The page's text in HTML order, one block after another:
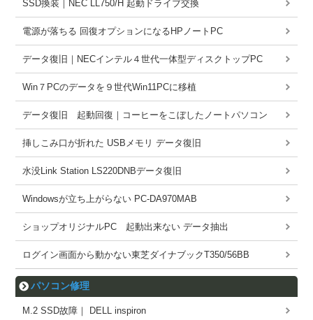
SSD換装｜NEC LL750/H 起動ドライブ交換
電源が落ちる 回復オプションになるHPノートPC
データ復旧｜NECインテル４世代一体型ディスクトップPC
Win７PCのデータを９世代Win11PCに移植
データ復旧 起動回復｜コーヒーをこぼしたノートパソコン
挿しこみ口が折れた USBメモリ データ復旧
水没Link Station LS220DNBデータ復旧
Windowsが立ち上がらない PC-DA970MAB
ショップオリジナルPC 起動出来ない データ抽出
ログイン画面から動かない東芝ダイナブックT350/56BB
パソコン修理
M.2 SSD故障｜ DELL inspiron